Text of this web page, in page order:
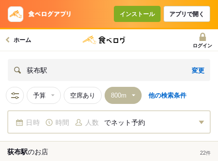
インストール アプリで開く
ホーム
ログイン
荻布駅 変更
予算 空席あり 他の検索条件
日時 時間 人数 でネット予約
荻布駅のお店 22件